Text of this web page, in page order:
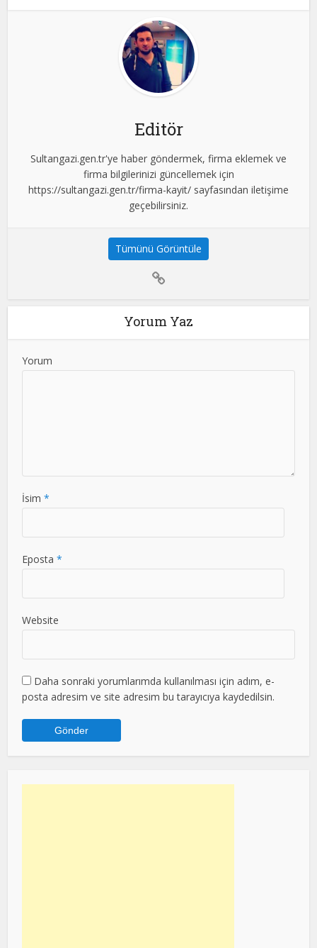
Editör
Sultangazi.gen.tr'ye haber göndermek, firma eklemek ve
firma bilgilerinizi güncellemek için
https://sultangazi.gen.tr/firma-kayit/ sayfasından iletişime
geçebilirsiniz.
Tümünü Görüntüle
Yorum Yaz
Yorum
İsim *
Eposta *
Website
Daha sonraki yorumlarımda kullanılması için adım, e-
posta adresim ve site adresim bu tarayıcıya kaydedilsin.